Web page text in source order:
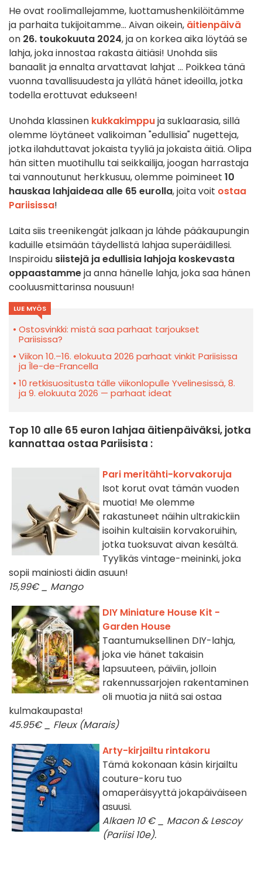
He ovat roolimallejamme, luottamushenkilöitämme
ja parhaita tukijoitamme... Aivan oikein, äitienpäivä
on 26. toukokuuta 2024, ja on korkea aika löytää se
lahja, joka innostaa rakasta äitiäsi! Unohda siis
banaalit ja ennalta arvattavat lahjat ... Poikkea tänä
vuonna tavallisuudesta ja yllätä hänet ideoilla, jotka
todella erottuvat edukseen!
Unohda klassinen kukkakimppuja suklaarasia, sillä
olemme löytäneet valikoiman "edullisia" nugetteja,
jotka ilahduttavat jokaista tyyliä ja jokaista äitiä. Olipa
hän sitten muotihullu tai seikkailija, joogan harrastaja
tai vannoutunut herkkusuu, olemme poimineet 10
hauskaa lahjaideaa alle 65 eurolla, joita voit ostaa
Pariisissa!
Laita siis treenikengät jalkaan ja lähde pääkaupungin
kaduille etsimään täydellistä lahjaa superäidillesi.
Inspiroidu siistejä ja edullisia lahjoja koskevasta
oppaastammeja anna hänelle lahja, joka saa hänen
cooluusmittarinsa nousuun!
LUE MYÖS
Ostosvinkki: mistä saa parhaat tarjoukset
Pariisissa?
Viikon 10.–16. elokuuta 2026 parhaat vinkit Pariisissa
ja Île-de-Francella
10 retkisuositusta tälle viikonlopulle Yvelinesissä, 8.
ja 9. elokuuta 2026 — parhaat ideat
Top 10 alle 65 euron lahjaa äitienpäiväksi, jotka
kannattaa ostaa Pariisista :
Pari meritähti-korvakoruja
Isot korut ovat tämän vuoden
muotia! Me olemme
rakastuneet näihin ultrakickiin
isoihin kultaisiin korvakoruihin,
jotka tuoksuvat aivan kesältä.
Tyylikäs vintage-meininki, joka
sopii mainiosti äidin asuun!
15,99€ _ Mango
DIY Miniature House Kit -
Garden House
Taantumuksellinen DIY-lahja,
joka vie hänet takaisin
lapsuuteen, päiviin, jolloin
rakennussarjojen rakentaminen
oli muotia ja niitä sai ostaa
kulmakaupasta!
45.95€ _ Fleux (Marais)
Arty-kirjailtu rintakoru
Tämä kokonaan käsin kirjailtu
couture-koru tuo
omaperäisyyttä jokapäiväiseen
asuusi.
Alkaen 10 € _ Macon & Lescoy
(Pariisi 10e).